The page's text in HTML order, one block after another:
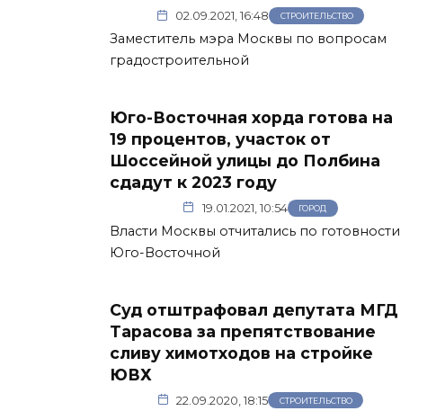
02.09.2021, 16:48 СТРОИТЕЛЬСТВО
Заместитель мэра Москвы по вопросам
градостроительной
Юго-Восточная хорда готова на
19 процентов, участок от
Шоссейной улицы до Полбина
сдадут к 2023 году
19.01.2021, 10:54 ГОРОД
Власти Москвы отчитались по готовности
Юго-Восточной
Суд отштрафовал депутата МГД
Тарасова за препятствование
сливу химотходов на стройке
ЮВХ
22.09.2020, 18:15 СТРОИТЕЛЬСТВО